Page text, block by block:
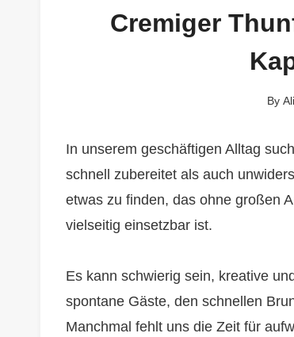
Cremiger
By
In unserem geschäftigen Alltag
schnell zubereitet als auch
etwas zu finden, das ohne großen
vielseitig einsetzbar ist.
Es kann schwierig sein, kreative
spontane Gäste, den schnellen
Manchmal fehlt uns die Zeit für